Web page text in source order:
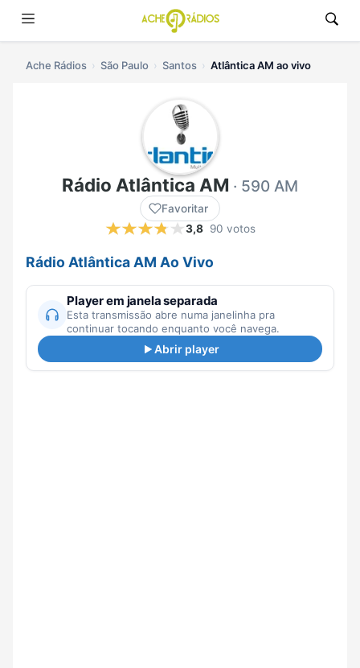
Ache Rádios São Paulo Santos Atlântica AM ao vivo
Rádio Atlântica AM · 590 AM
Favoritar
3,8 90 votos
Rádio Atlântica AM Ao Vivo
Player em janela separada
Esta transmissão abre numa janelinha pra
continuar tocando enquanto você navega.
Abrir player